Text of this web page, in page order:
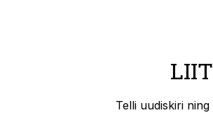
Telli uudiskiri